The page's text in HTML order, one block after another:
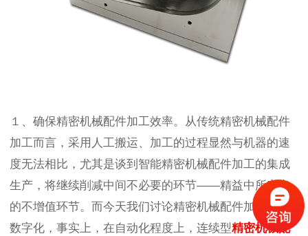
１、确保精密机械配件加工效率。从传统精密机械配件
加工而言，采用人工搬运、加工的过程显然与机器的速
度无法相比，尤其是谈到智能精密机械配件加工的集成
生产，将继续削减中间不必要的环节——精益中所定义
的不增值环节。而今天我们讨论精密机械配件加工厂的
数字化，事实上，在自动化程度上，连续型精密机械配